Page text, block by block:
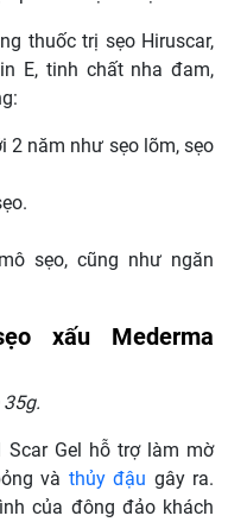
thuốc trị sẹo Hiruscar,
E, tinh chất nha đam,
2 năm như sẹo lõm, sẹo
sẹo, cũng như ngăn
xấu Mederma
Scar Gel hỗ trợ làm mờ
và thủy đậu gây ra.
của đông đảo khách